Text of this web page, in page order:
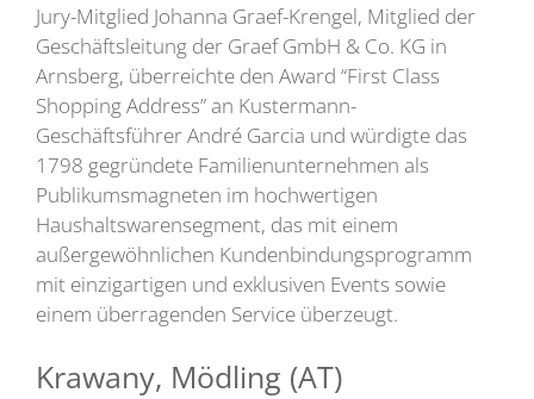
Jury-Mitglied Johanna Graef-Krengel, Mitglied der
Geschäftsleitung der Graef GmbH & Co. KG in
Arnsberg, überreichte den Award “First Class
Shopping Address” an Kustermann-
Geschäftsführer André Garcia und würdigte das
1798 gegründete Familienunternehmen als
Publikumsmagneten im hochwertigen
Haushaltswarensegment, das mit einem
außergewöhnlichen Kundenbindungsprogramm
mit einzigartigen und exklusiven Events sowie
einem überragenden Service überzeugt.
Krawany, Mödling (AT)